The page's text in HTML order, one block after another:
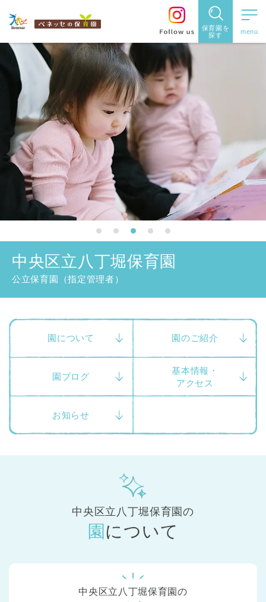
保育園を
探す
保育園を探す
住所・駅
名から探
都道府県
から探す
東京都
中央区立八丁堀保育園
公立保育園（指定管理者）
園について 園のご紹介
園ブログ
基本情報・
アクセス
お知らせ
中央区立八丁堀保育園の
園について
中央区立八丁堀保育園の